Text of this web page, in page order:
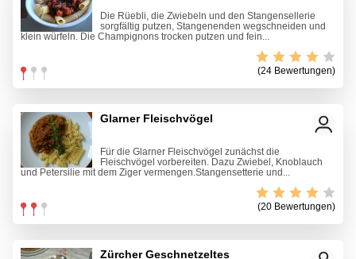
Die Rüebli, die Zwiebeln und den Stangensellerie
sorgfältig putzen, Stangenenden wegschneiden und
klein würfeln. Die Champignons trocken putzen und fein...
(24 Bewertungen)
Glarner Fleischvögel
Für die Glarner Fleischvögel zunächst die
Fleischvögel vorbereiten. Dazu Zwiebel, Knoblauch
und Petersilie mit dem Ziger vermengen.Stangensetterie und...
(20 Bewertungen)
Zürcher Geschnetzeltes